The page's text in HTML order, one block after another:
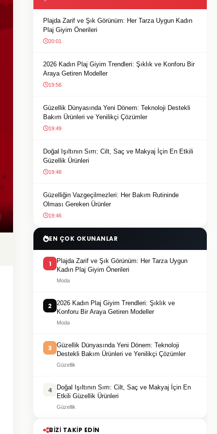
Plajda Zarif ve Şık Görünüm: Her Tarza Uygun Kadın
Plaj Giyim Önerileri
20:01
2026 Kadın Plaj Giyim Trendleri: Şıklık ve Konforu Bir
Araya Getiren Modeller
19:56
Güzellik Dünyasında Yeni Dönem: Teknoloji Destekli
Bakım Ürünleri ve Yenilikçi Çözümler
19:49
Doğal Işıltının Sırrı: Cilt, Saç ve Makyaj İçin En Etkili
Güzellik Ürünleri
19:48
Güzelliğin Vazgeçilmezleri: Her Bakım Rutininde
Olması Gereken Ürünler
19:46
EN ÇOK OKUNANLAR
1
Plajda Zarif ve Şık Görünüm: Her Tarza Uygun
Kadın Plaj Giyim Önerileri
Moda
2
2026 Kadın Plaj Giyim Trendleri: Şıklık ve
Konforu Bir Araya Getiren Modeller
Moda
3
Güzellik Dünyasında Yeni Dönem: Teknoloji
Destekli Bakım Ürünleri ve Yenilikçi Çözümler
Güzellik
4
Doğal Işıltının Sırrı: Cilt, Saç ve Makyaj İçin En
Etkili Güzellik Ürünleri
Güzellik
BIZI TAKIP EDIN